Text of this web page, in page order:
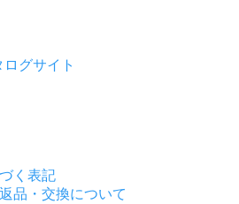
グサイト
く表記
品・交換について